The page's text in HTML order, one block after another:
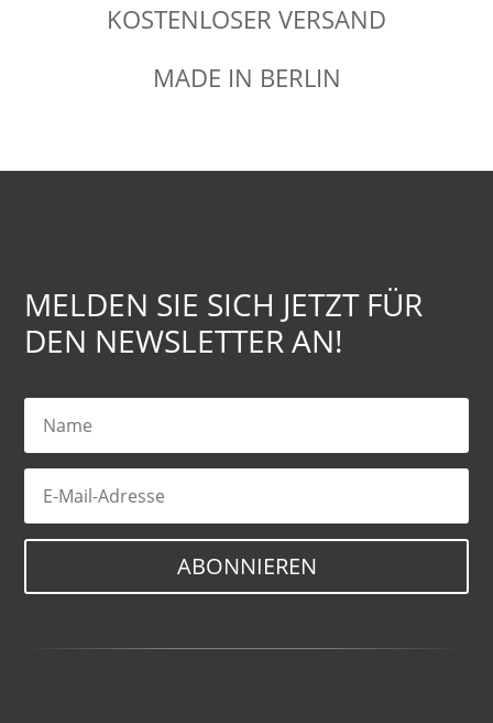
KOSTENLOSER VERSAND
MADE IN BERLIN
MELDEN SIE SICH JETZT FÜR
DEN NEWSLETTER AN!
ABONNIEREN